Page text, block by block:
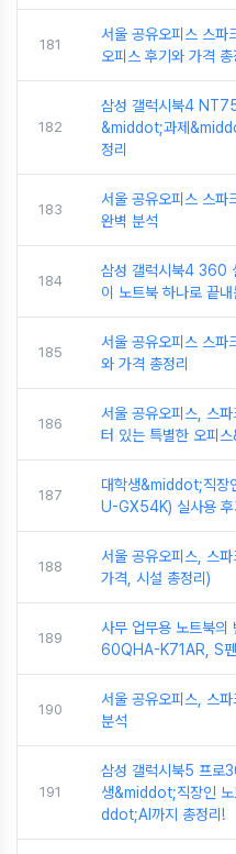
181
서울 공유오피스 스파
오피스 후기와 가격 총
182
삼성 갤럭시북4
&middot;과제
정리
183
서울 공유오피스 스파
완벽 분석
184
삼성 갤럭시북4 360
이 노트북 하나로 끝
185
서울 공유오피스 스파
와 가격 총정리
186
서울 공유오피스, 스
터 있는 특별한 오피
187
대학생&middot;직장
U-GX54K) 실사용
188
서울 공유오피스, 스파
가격, 시설 총정리)
189
사무 업무용 노트북
60QHA-K71AR, S펜
190
서울 공유오피스, 스
분석
191
삼성 갤럭시북5 프
생&middot;직장인
ddot;AI까지 총정리!